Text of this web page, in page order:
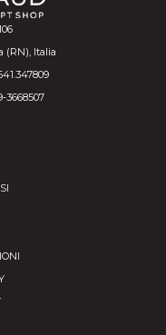
(RN), Italia
3668507